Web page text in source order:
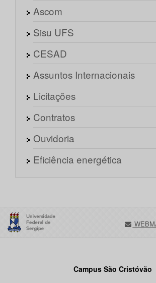
Ascom
Sisu UFS
CESAD
Assuntos Internacionais
Licitações
Contratos
Ouvidoria
Eficiência energética
Campus São Cristóvão